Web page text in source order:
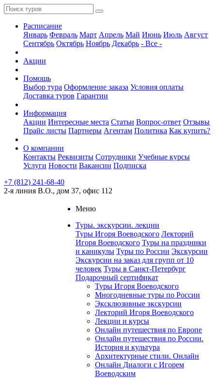
Расписание
Январь Февраль Март Апрель Май Июнь Июль Август
Сентябрь Октябрь Ноябрь Декабрь - Все -
Акции
Помощь
Выбор тура Оформление заказа Условия оплаты
Доставка туров Гарантии
Информация
Акции Интересные места Статьи Вопрос-ответ Отзывы
Прайс листы Партнеры Агентам Политика Как купить?
О компании
Контакты Реквизиты Сотрудники Учебные курсы
Услуги Новости Вакансии Подписка
+7 (812) 241-68-40
2-я линия В.О., дом 37, офис 112
Меню
Туры. экскурсии. лекции
Туры Игоря Воеводского Лекторий
Игоря Воеводского Туры на праздники
и каникулы Туры по России Экскурсии
Экскурсии на заказ для групп от 10
человек Туры в Санкт-Петербург
Подарочный сертификат
Туры Игоря Воеводского
Многодневные туры по России
Эксклюзивные экскурсии
Лекторий Игоря Воеводского
Лекции и курсы
Онлайн путешествия по Европе
Онлайн путешествия по России.
История и культура
Архитектурные стили. Онлайн
Онлайн Диалоги с Игорем
Воеводским